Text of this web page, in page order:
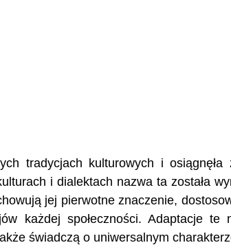
tradycjach kulturowych i osiągnęła
i dialektach nazwa ta została
jej pierwotne znaczenie,
każdej społeczności. Adaptacje te
świadczą o uniwersalnym